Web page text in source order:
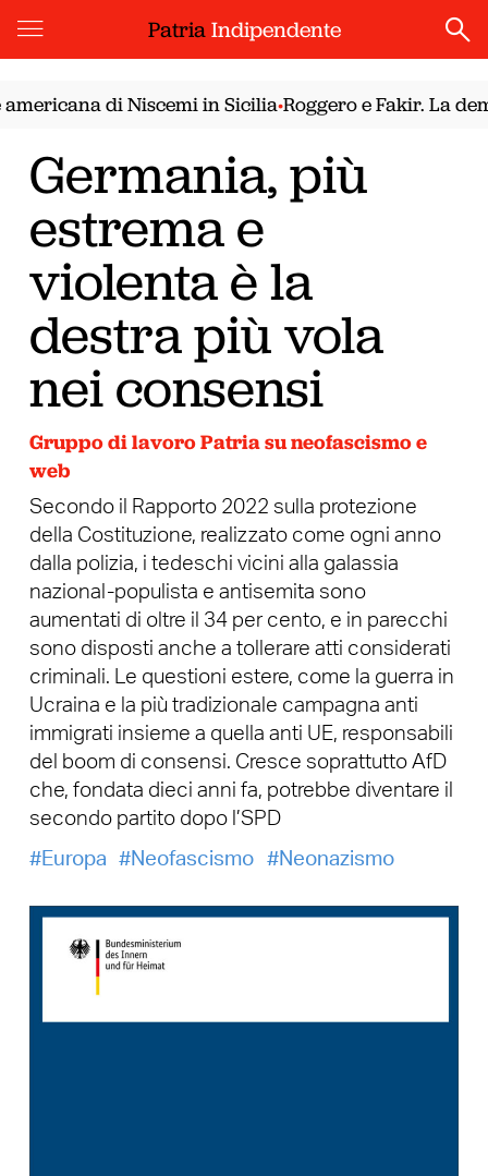
PatriaIndipendente
di Niscemi in Sicilia•Roggero e Fakir. La
Germania, più
estrema e
violenta è la
destra più vola
nei consensi
Gruppo di lavoro Patria su neofascismo e
web
Secondo il Rapporto 2022 sulla protezione
della Costituzione, realizzato come ogni anno
dalla polizia, i tedeschi vicini alla galassia
nazional-populista e antisemita sono
aumentati di oltre il 34 per cento, e in parecchi
sono disposti anche a tollerare atti considerati
criminali. Le questioni estere, come la guerra in
Ucraina e la più tradizionale campagna anti
immigrati insieme a quella anti UE, responsabili
del boom di consensi. Cresce soprattutto AfD
che, fondata dieci anni fa, potrebbe diventare il
secondo partito dopo l’SPD
Europa
Neofascismo Neonazismo